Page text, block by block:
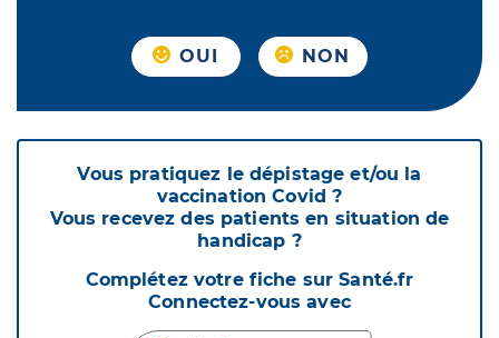
OUI NON
Vous pratiquez le dépistage et/ou la
vaccination Covid ?
Vous recevez des patients en situation de
handicap ?
Complétez votre fiche sur Santé.fr
Connectez-vous avec